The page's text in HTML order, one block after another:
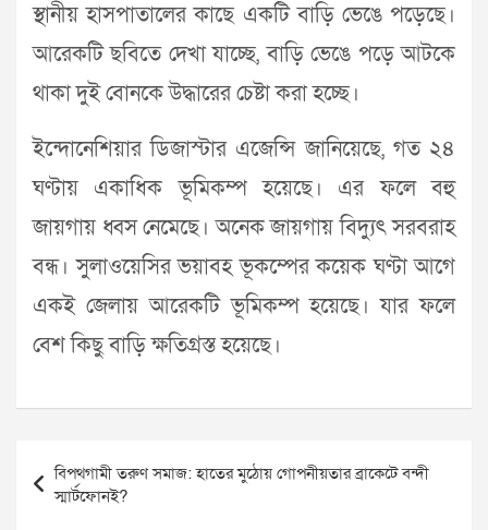
স্থানীয় হাসপাতালের কাছে একটি বাড়ি ভেঙে পড়েছে।
আরেকটি ছবিতে দেখা যাচ্ছে, বাড়ি ভেঙে পড়ে আটকে
থাকা দুই বোনকে উদ্ধারের চেষ্টা করা হচ্ছে।
ইন্দোনেশিয়ার ডিজাস্টার এজেন্সি জানিয়েছে, গত ২৪
ঘণ্টায় একাধিক ভূমিকম্প হয়েছে। এর ফলে বহু
জায়গায় ধ্বস নেমেছে। অনেক জায়গায় বিদ্যুৎ সরবরাহ
বন্ধ। সুলাওয়েসির ভয়াবহ ভূকম্পের কয়েক ঘণ্টা আগে
একই জেলায় আরেকটি ভূমিকম্প হয়েছে। যার ফলে
বেশ কিছু বাড়ি ক্ষতিগ্রস্ত হয়েছে।
Post
navigation
বিপথগামী তরুণ সমাজ: হাতের মুঠোয় গোপনীয়তার ব্রাকেটে বন্দী
স্মার্টফোনই?